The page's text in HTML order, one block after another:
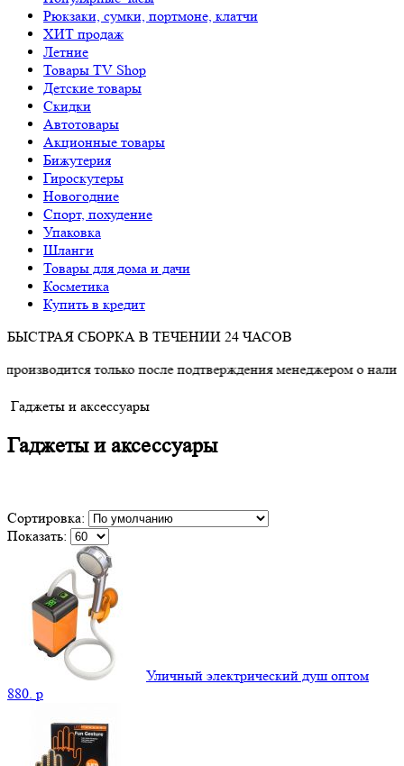
Рюкзаки, сумки, портмоне, клатчи
ХИТ продаж
Летние
Товары TV Shop
Детские товары
Cкидки
Автотовары
Акционные товары
Бижутерия
Гироскутеры
Новогодние
Спорт, похудение
Упаковка
Шланги
Товары для дома и дачи
Косметика
Купить в кредит
БЫСТРАЯ СБОРКА В ТЕЧЕНИИ 24 ЧАСОВ
только после подтверждения менеджером о наличии товара.
Гаджеты и аксессуары
Гаджеты и аксессуары
Сортировка:
Показать:
Уличный электрический душ оптом
880. p